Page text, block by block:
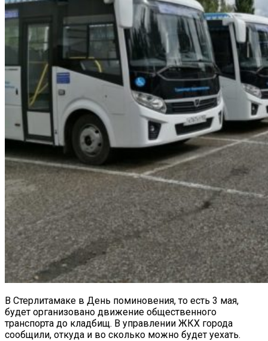
В Стерлитамаке в День поминовения, то есть 3 мая,
будет организовано движение общественного
транспорта до кладбищ. В управлении ЖКХ города
сообщили, откуда и во сколько можно будет уехать.